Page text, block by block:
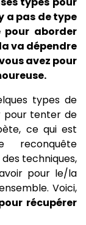
a pas de type
pour aborder
va dépendre
avez pour
types de
pour tenter de
ce qui est
reconquête
techniques,
pour le/la
Voici,
récupérer